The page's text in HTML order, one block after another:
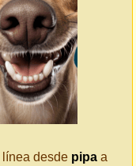
línea desde pipa a